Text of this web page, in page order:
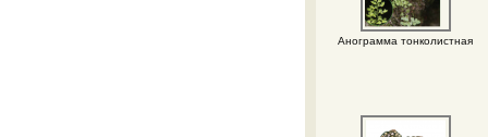
Анограмма тонколистная